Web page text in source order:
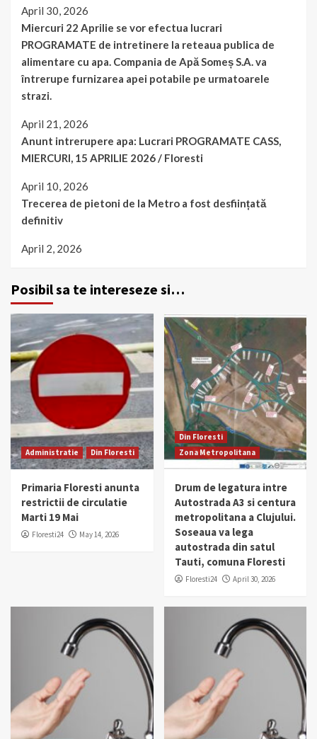
April 30, 2026
Miercuri 22 Aprilie se vor efectua lucrari
PROGRAMATE de intretinere la reteaua publica de
alimentare cu apa. Compania de Apă Someș S.A. va
întrerupe furnizarea apei potabile pe urmatoarele
strazi.
April 21, 2026
Anunt intrerupere apa: Lucrari PROGRAMATE CASS,
MIERCURI, 15 APRILIE 2026 / Floresti
April 10, 2026
Trecerea de pietoni de la Metro a fost desființată
definitiv
April 2, 2026
Posibil sa te intereseze si…
Administratie Din Floresti
Primaria Floresti anunta
restrictii de circulatie
Marti 19 Mai
Floresti24 May 14, 2026
Din Floresti
Zona Metropolitana
Drum de legatura intre
Autostrada A3 si centura
metropolitana a Clujului.
Soseaua va lega
autostrada din satul
Tauti, comuna Floresti
Floresti24 April 30, 2026